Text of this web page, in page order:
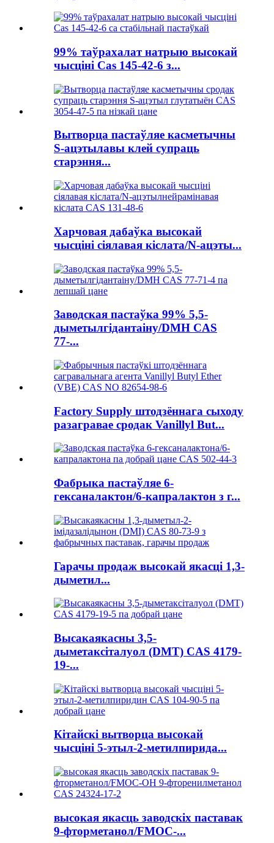
99% таўрахалат натрыю высокай
чысціні Cas 145-42-6 з...
Вытворца пастаўляе касметычны
S-ацэтылавы клей супраць
старэння...
Харчовая дабаўка высокай
чысціні сіялавая кіслата/N-ацэты...
Заводская пастаўка 99% 5,5-
дыметылгідантаіну/DMH CAS
77-...
Factory Supply штодзённага сыходу
разагравае сродак Vanillyl But...
Фабрыка пастаўляе 6-
гексаналактон/6-капралактон з г...
Гарачы продаж высокай якасці 1,3-
дыметил...
Высакаякасны 3,5-
дыметаксіталуол (DMT) CAS 4179-
19-...
Кітайскі вытворца высокай
чысціні 5-этыл-2-метилпирида...
высокая якасць заводскіх паставак
9-фторметанол/FMOC-...